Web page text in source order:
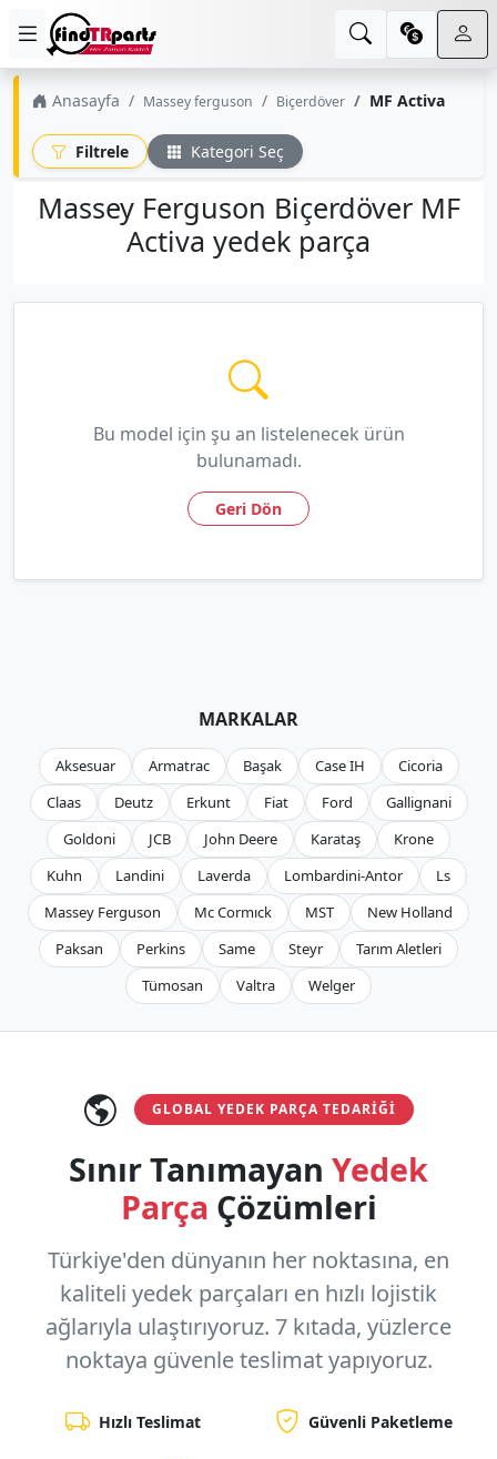
Anasayfa Massey ferguson Biçerdöver MF Activa
Filtrele Kategori Seç
Massey Ferguson Biçerdöver MF
Activa yedek parça
Bu model için şu an listelenecek ürün
bulunamadı.
Geri Dön
MARKALAR
Aksesuar Armatrac Başak Case IH
Cicoria
Claas
Deutz Erkunt Fiat Ford
Gallignani
Goldoni
JCB John Deere Karataş
Krone
Kuhn
Landini Laverda Lombardini-Antor
Ls
Massey Ferguson
Mc Cormıck MST
New Holland
Paksan
Perkins Same Steyr
Tarım Aletleri
Tümosan
Valtra Welger
GLOBAL YEDEK PARÇA TEDARIĞI
Sınır Tanımayan Yedek
Parça Çözümleri
Türkiye'den dünyanın her noktasına, en
kaliteli yedek parçaları en hızlı lojistik
ağlarıyla ulaştırıyoruz. 7 kıtada, yüzlerce
noktaya güvenle teslimat yapıyoruz.
Hızlı Teslimat Güvenli Paketleme